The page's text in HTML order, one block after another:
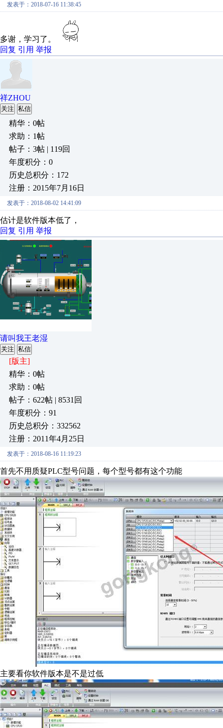
发表于：2018-07-16 11:38:45
多谢，学习了。
回复 引用 举报
祥ZHOU
关注 私信
精华：0帖
求助：1帖
帖子：3帖 | 119回
年度积分：0
历史总积分：172
注册：2015年7月16日
发表于：2018-08-02 14:41:09
估计是软件版本低了，
回复 引用 举报
请叫我王老湿
关注 私信
[版主]
精华：0帖
求助：0帖
帖子：622帖 | 8531回
年度积分：91
历史总积分：332562
注册：2011年4月25日
发表于：2018-08-16 11:19:23
首先不用质疑PLC型号问题，每个型号都有这个功能
主要看你软件版本是不是过低